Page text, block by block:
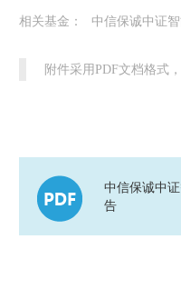
相关基金：
附件采用PDF文档格式
中信保诚中
告